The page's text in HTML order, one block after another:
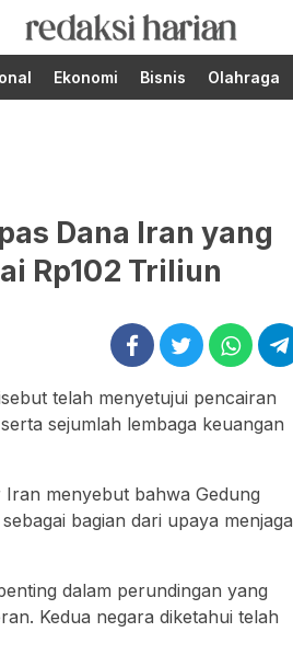
RedaksiHarian.com
Berita Terupdate dari
Redaksi Harian!
Ekonomi Bisnis Olahraga
Dana Iran yang
Rp102 Triliun
telah menyetujui pencairan
serta sejumlah lembaga keuangan
menyebut bahwa Gedung
bagian dari upaya menjaga
dalam perundingan yang
Kedua negara diketahui telah